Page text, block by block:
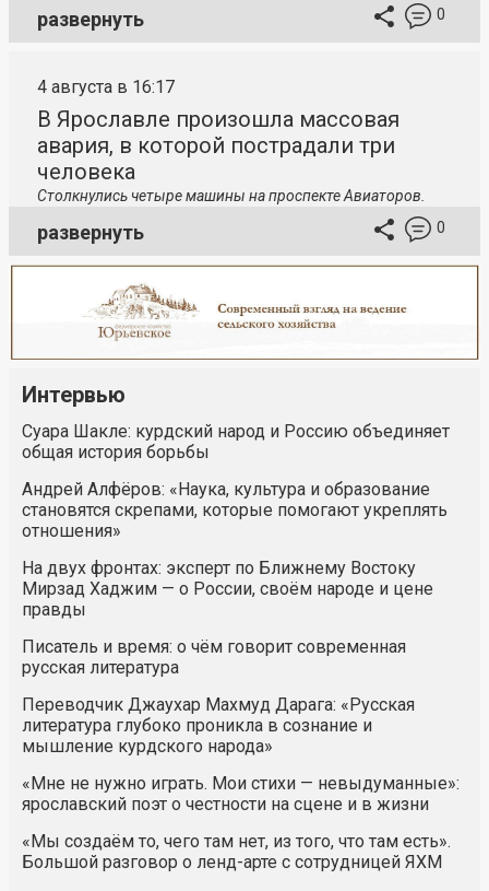
развернуть 0
4 августа в 16:17
В Ярославле произошла массовая
авария, в которой пострадали три
человека
Столкнулись четыре машины на проспекте Авиаторов.
развернуть 0
Интервью
Суара Шакле: курдский народ и Россию объединяет
общая история борьбы
Андрей Алфёров: «Наука, культура и образование
становятся скрепами, которые помогают укреплять
отношения»
На двух фронтах: эксперт по Ближнему Востоку
Мирзад Хаджим — о России, своём народе и цене
правды
Писатель и время: о чём говорит современная
русская литература
Переводчик Джаухар Махмуд Дарага: «Русская
литература глубоко проникла в сознание и
мышление курдского народа»
«Мне не нужно играть. Мои стихи — невыдуманные»:
ярославский поэт о честности на сцене и в жизни
«Мы создаём то, чего там нет, из того, что там есть».
Большой разговор о ленд-арте с сотрудницей ЯХМ